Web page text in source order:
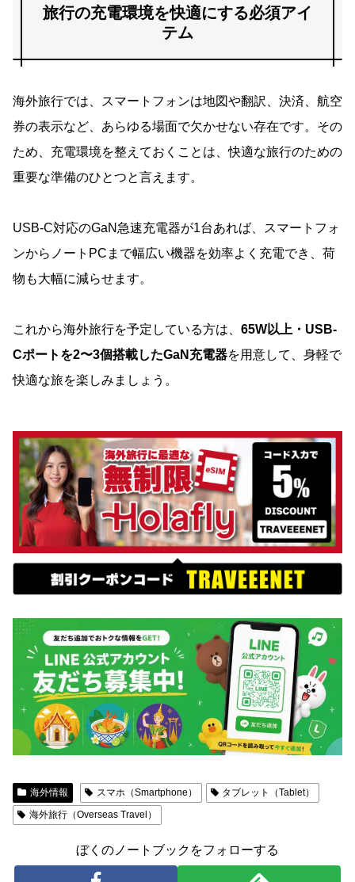
旅行の充電環境を快適にする必須アイ
テム
海外旅行では、スマートフォンは地図や翻訳、決済、航空
券の表示など、あらゆる場面で欠かせない存在です。その
ため、充電環境を整えておくことは、快適な旅行のための
重要な準備のひとつと言えます。
USB-C対応のGaN急速充電器が1台あれば、スマートフォ
ンからノートPCまで幅広い機器を効率よく充電でき、荷
物も大幅に減らせます。
これから海外旅行を予定している方は、 65W以上・USB-
Cポートを2〜3個搭載したGaN充電器を用意して、身軽で
快適な旅を楽しみましょう。
海外情報 スマホ（Smartphone）
タブレット（Tablet）
海外旅行（Overseas Travel）
ぼくのノートブックをフォローする